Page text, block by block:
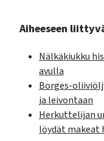
Aiheeseen
Nälkäkiukku
avulla
Borges-
ja leivontaan
Herkuttelijan
löydät makeat